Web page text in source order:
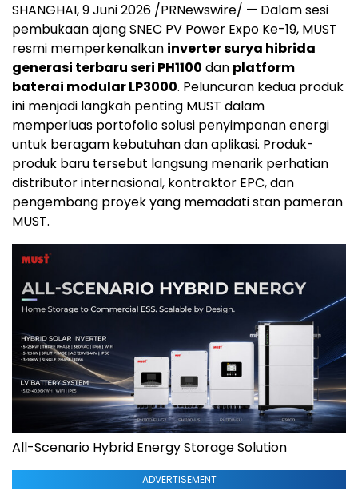
SHANGHAI, 9 Juni 2026 /PRNewswire/ — Dalam sesi
pembukaan ajang SNEC PV Power Expo Ke-19, MUST
resmi memperkenalkan inverter surya hibrida
generasi terbaru seri PH1100 dan platform
baterai modular LP3000. Peluncuran kedua produk
ini menjadi langkah penting MUST dalam
memperluas portofolio solusi penyimpanan energi
untuk beragam kebutuhan dan aplikasi. Produk-
produk baru tersebut langsung menarik perhatian
distributor internasional, kontraktor EPC, dan
pengembang proyek yang memadati stan pameran
MUST.
All-Scenario Hybrid Energy Storage Solution
ADVERTISEMENT